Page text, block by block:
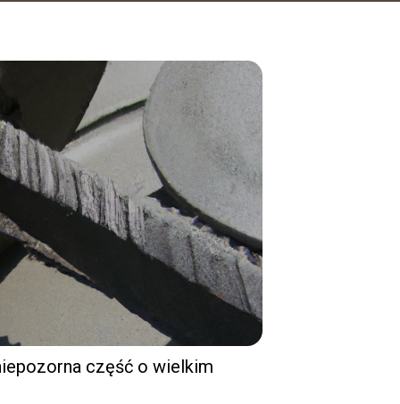
część o wielkim